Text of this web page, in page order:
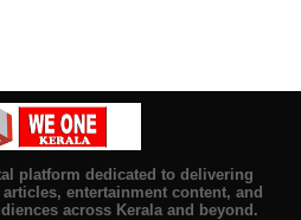
platform dedicated to delivering
entertainment content, and
across Kerala and beyond.